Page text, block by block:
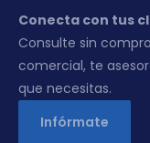
Conecta con tus
Consulte sin
comercial, te
que necesitas.
Infórmate